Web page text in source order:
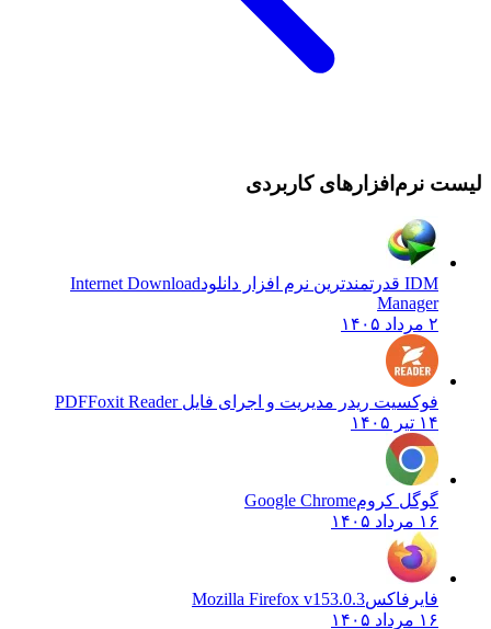
لیست نرم‌افزارهای کاربردی
IDM قدرتمندترین نرم افزار دانلود
Internet Download
Manager
۲ مرداد ۱۴۰۵
فوکسیت ریدر مدیریت و اجرای فایل PDFFoxit Reader
۱۴ تیر ۱۴۰۵
گوگل کرومGoogle Chrome
۱۶ مرداد ۱۴۰۵
فایرفاکسMozilla Firefox v153.0.3
۱۶ مرداد ۱۴۰۵